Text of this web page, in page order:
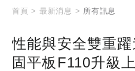
首頁 > 最新消息 > 所有訊息
性能與安全雙重
固平板F110升級